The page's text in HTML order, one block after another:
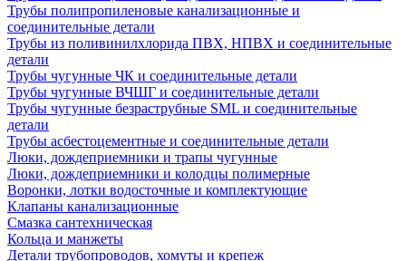
Трубы полипропиленовые канализационные и
соединительные детали
Трубы из поливинилхлорида ПВХ, НПВХ и соединительные
детали
Трубы чугунные ЧК и соединительные детали
Трубы чугунные ВЧШГ и соединительные детали
Трубы чугунные безраструбные SML и соединительные
детали
Трубы асбестоцементные и соединительные детали
Люки, дождеприемники и трапы чугунные
Люки, дождеприемники и колодцы полимерные
Воронки, лотки водосточные и комплектующие
Клапаны канализационные
Смазка сантехническая
Кольца и манжеты
Детали трубопроводов, хомуты и крепеж